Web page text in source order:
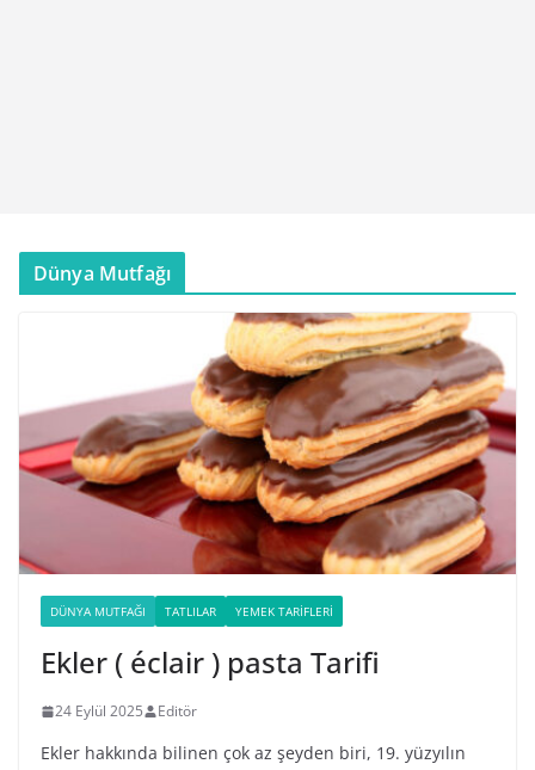
Dünya Mutfağı
DÜNYA MUTFAĞI TATLILAR YEMEK TARIFLERI
Ekler ( éclair ) pasta Tarifi
24 Eylül 2025 Editör
Ekler hakkında bilinen çok az şeyden biri, 19. yüzyılın